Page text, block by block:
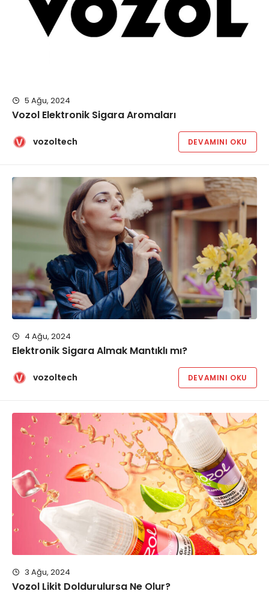
5 Ağu, 2024
Vozol Elektronik Sigara Aromaları
vozoltech DEVAMINI OKU
4 Ağu, 2024
Elektronik Sigara Almak Mantıklı mı?
vozoltech DEVAMINI OKU
3 Ağu, 2024
Vozol Likit Doldurulursa Ne Olur?